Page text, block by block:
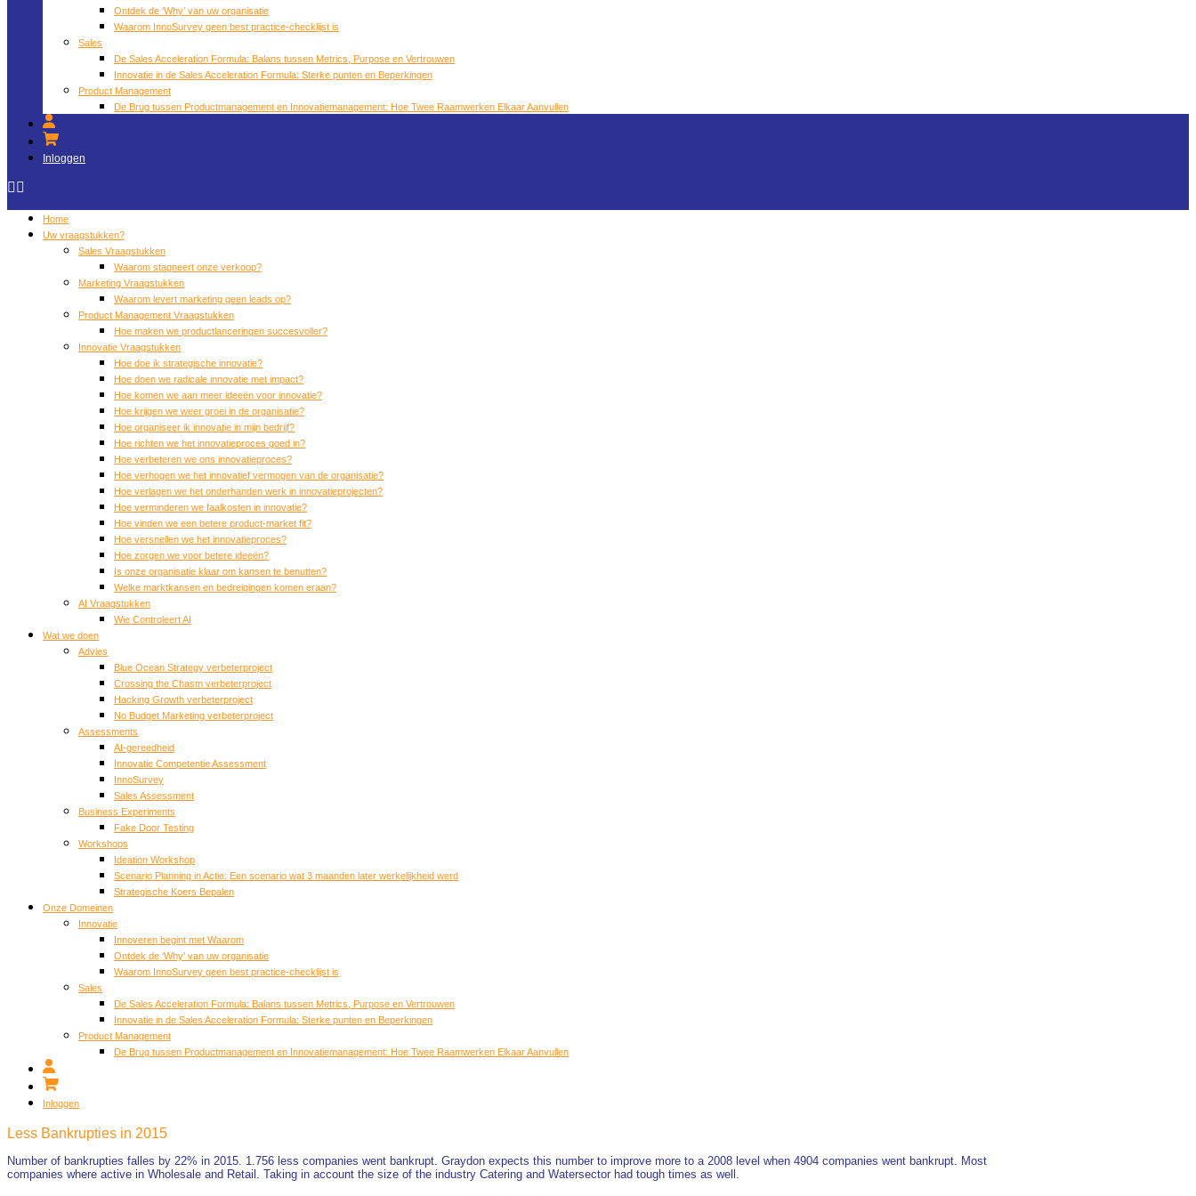
Ontdek de ‘Why’ van uw organisatie
Waarom InnoSurvey geen best practice-checklijst is
Sales
De Sales Acceleration Formula: Balans tussen Metrics, Purpose en Vertrouwen
Innovatie in de Sales Acceleration Formula: Sterke punten en Beperkingen
Product Management
De Brug tussen Productmanagement en Innovatiemanagement: Hoe Twee Raamwerken Elkaar Aanvullen
Inloggen
Home
Uw vraagstukken?
Sales Vraagstukken
Waarom stagneert onze verkoop?
Marketing Vraagstukken
Waarom levert marketing geen leads op?
Product Management Vraagstukken
Hoe maken we productlanceringen succesvoller?
Innovatie Vraagstukken
Hoe doe ik strategische innovatie?
Hoe doen we radicale innovatie met impact?
Hoe komen we aan meer ideeën voor innovatie?
Hoe krijgen we weer groei in de organisatie?
Hoe organiseer ik innovatie in mijn bedrijf?
Hoe richten we het innovatieproces goed in?
Hoe verbeteren we ons innovatieproces?
Hoe verhogen we het innovatief vermogen van de organisatie?
Hoe verlagen we het onderhanden werk in innovatieprojecten?
Hoe verminderen we faalkosten in innovatie?
Hoe vinden we een betere product-market fit?
Hoe versnellen we het innovatieproces?
Hoe zorgen we voor betere ideeën?
Is onze organisatie klaar om kansen te benutten?
Welke marktkansen en bedreigingen komen eraan?
AI Vraagstukken
Wie Controleert AI
Wat we doen
Advies
Blue Ocean Strategy verbeterproject
Crossing the Chasm verbeterproject
Hacking Growth verbeterproject
No Budget Marketing verbeterproject
Assessments
AI-gereedheid
Innovatie Competentie Assessment
InnoSurvey
Sales Assessment
Business Experiments
Fake Door Testing
Workshops
Ideation Workshop
Scenario Planning in Actie: Een scenario wat 3 maanden later werkelijkheid werd
Strategische Koers Bepalen
Onze Domeinen
Innovatie
Innoveren begint met Waarom
Ontdek de ‘Why’ van uw organisatie
Waarom InnoSurvey geen best practice-checklijst is
Sales
De Sales Acceleration Formula: Balans tussen Metrics, Purpose en Vertrouwen
Innovatie in de Sales Acceleration Formula: Sterke punten en Beperkingen
Product Management
De Brug tussen Productmanagement en Innovatiemanagement: Hoe Twee Raamwerken Elkaar Aanvullen
Inloggen
Less Bankrupties in 2015
Number of bankrupties falles by 22% in 2015. 1.756 less companies went bankrupt. Graydon expects this number to improve more to a 2008 level when 4904 companies went bankrupt. Most
companies where active in Wholesale and Retail. Taking in account the size of the industry Catering and Watersector had tough times as well.